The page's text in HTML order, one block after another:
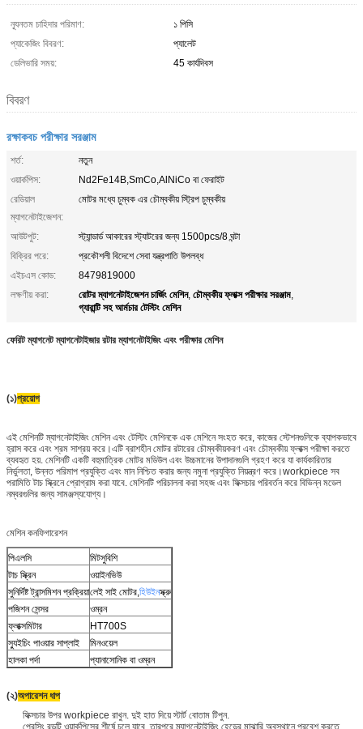
ন্যূনতম চাহিদার পরিমাণ:
১ পিসি
প্যাকেজিং বিবরণ:
প্যালেট
ডেলিভারি সময়:
45 কার্যদিবস
বিবরণ
রক্ষাকবচ পরীক্ষার সরঞ্জাম
শর্ত:
নতুন
ওয়ার্কপিস:
Nd2Fe14B,SmCo,AlNiCo বা ফেরাইট
রেডিয়াল
ম্যাগনেটাইজেশন:
মোটর মধ্যে চুম্বক এর চৌম্বকীয় স্ট্রিপ চুম্বকীয়
আউটপুট:
স্ট্যান্ডার্ড আকারের স্ট্যাটরের জন্য 1500pcs/8 ঘন্টা
বিক্রির পরে:
প্রকৌশলী বিদেশে সেবা যন্ত্রপাতি উপলব্ধ
এইচএস কোড:
8479819000
লক্ষণীয় করা:
রোটর ম্যাগনেটাইজেশন চার্জিং মেশিন, চৌম্বকীয় ফ্লাক্স পরীক্ষার সরঞ্জাম,
গ্যারান্টি সহ আর্মচার টেস্টিং মেশিন
ফেরিট ম্যাগনেট ম্যাগনেটাইজার রটার ম্যাগনেটাইজিং এবং পরীক্ষার মেশিন
(১)প্রয়োগ
এই মেশিনটি ম্যাগনেটাইজিং মেশিন এবং টেস্টিং মেশিনকে এক মেশিনে সংহত করে, কাজের স্টেশনগুলিকে ব্যাপকভাবে
হ্রাস করে এবং শ্রম সাশ্রয় করে।এটি ব্রাশহীন মোটর রটারের চৌম্বকীয়করণ এবং চৌম্বকীয় ফ্লাক্স পরীক্ষা করতে
ব্যবহৃত হয়. মেশিনটি একটি বহুমাত্রিক মোটর মডিউল এবং উচ্চমানের উপাদানগুলি গ্রহণ করে যা কার্যকারিতার
নির্ভুলতা, উন্নত পরিমাপ প্রযুক্তি এবং মান নিশ্চিত করার জন্য নমুনা প্রযুক্তি নিয়ন্ত্রণ করে।workpiece সব
পরামিতি টাচ স্ক্রিনে প্রোগ্রাম করা যাবে. মেশিনটি পরিচালনা করা সহজ এবং ফিক্সচার পরিবর্তন করে বিভিন্ন মডেল
নম্বরগুলির জন্য সামঞ্জস্যযোগ্য।
মেশিন কনফিগারেশন
পিএলসি
মিটসুবিশি
টাচ স্ক্রিন
ওয়াইনভিউ
সুনির্দিষ্ট ট্রান্সমিশন প্রক্রিয়ালেই সাই মোটর,হিউইনস্ক্রু
পজিশন সেন্সর
ওম্রন
ফ্লাক্সমিটার
HT700S
স্যুইচিং পাওয়ার সাপ্লাই
মিনওয়েল
হালকা পর্দা
প্যানাসোনিক বা ওম্রন
(২)অপারেশন ধাপ
ফিক্সচার উপর workpiece রাখুন. দুই হাত দিয়ে স্টার্ট বোতাম টিপুন.
প্রেসিং রডটি ওয়ার্কপিসের শীর্ষে চলে যাবে, তারপরে ম্যাগনেটাইজিং হেডের মাঝারি অবস্থানে প্রবেশ করতে